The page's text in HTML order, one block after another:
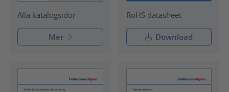
Alla katalogsidor
Mer
RoHS datasheet
Download